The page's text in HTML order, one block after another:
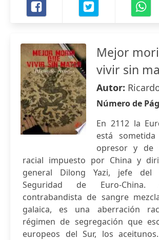
Mejor
vivir sin
Autor:
Número de
En 2112 la
está
opresor y de
racial impuesto por China y
general Dilong Yazi, jefe del
Seguridad de Euro-China.
contrabandista de sangre
galaica, es una aberración
régimen de segregación que
europeos del Sur, los